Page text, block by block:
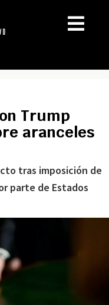
Trump
aranceles
tras imposición de
parte de Estados